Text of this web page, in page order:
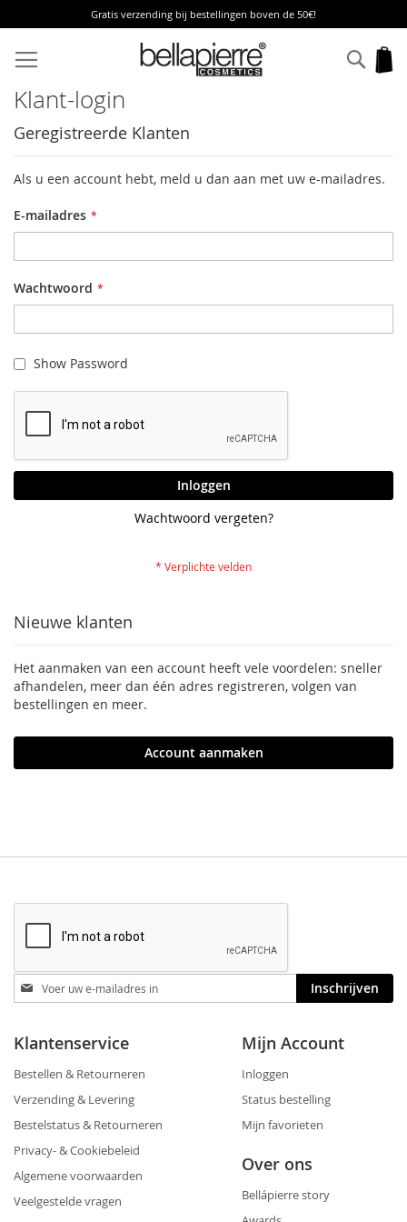
Gratis verzending bij bestellingen boven de 50€!
naar
de
inhoud
Zoek
Klant-login
Geregistreerde Klanten
Als u een account hebt, meld u dan aan met uw e-mailadres.
E-mailadres
Wachtwoord
Show Password
Inloggen
Wachtwoord vergeten?
Nieuwe klanten
Het aanmaken van een account heeft vele voordelen: sneller
afhandelen, meer dan één adres registreren, volgen van
bestellingen en meer.
Account aanmaken
Blijf
op
hoogte
Inschrijven
Klantenservice
Bestellen & Retourneren
Verzending & Levering
Bestelstatus & Retourneren
Privacy- & Cookiebeleid
Algemene voorwaarden
Veelgestelde vragen
Mijn Account
Inloggen
Status bestelling
Mijn favorieten
Over ons
Bellápierre story